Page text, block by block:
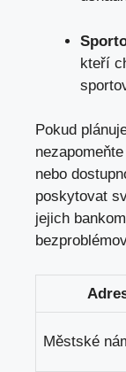
kteří
Pokud
nebo
poskytovat
jejich
Městské